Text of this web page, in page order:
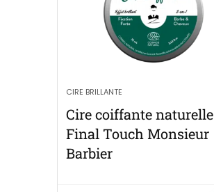
CIRE BRILLANTE
Cire coiffante naturelle
Final Touch Monsieur
Barbier